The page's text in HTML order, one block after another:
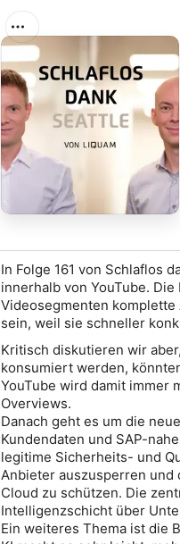
In Folge 161 von Schlaflos
innerhalb von YouTube.
Videosegmenten
sein, weil sie schneller
Kritisch diskutieren wir
konsumiert werden,
YouTube wird damit immer
Overviews.
Danach geht es um die
Kundendaten und SAP-
legitime Sicherheits- und
Anbieter auszusperren und
Cloud zu schützen. Die
Intelligenzschicht über
Ein weiteres Thema ist die